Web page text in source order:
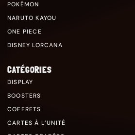
POKÉMON
NARUTO KAYOU
ONE PIECE
DISNEY LORCANA
CATÉGORIES
DISPLAY
BOOSTERS
COFFRETS
CARTES À L’UNITÉ